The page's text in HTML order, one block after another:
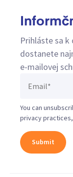
Prihláste sa
dostanete
e-mailovej
You can
privacy